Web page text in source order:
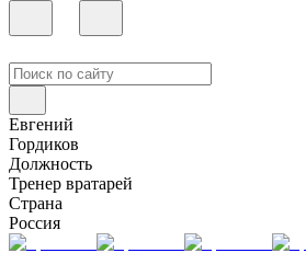
Евгений
Гордиков
Должность
Тренер вратарей
Страна
Россия